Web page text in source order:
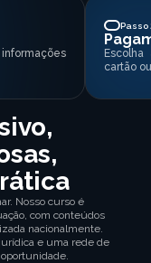
Passo
cartão
Nosso curso é
com conteúdos
nacionalmente.
e uma rede de